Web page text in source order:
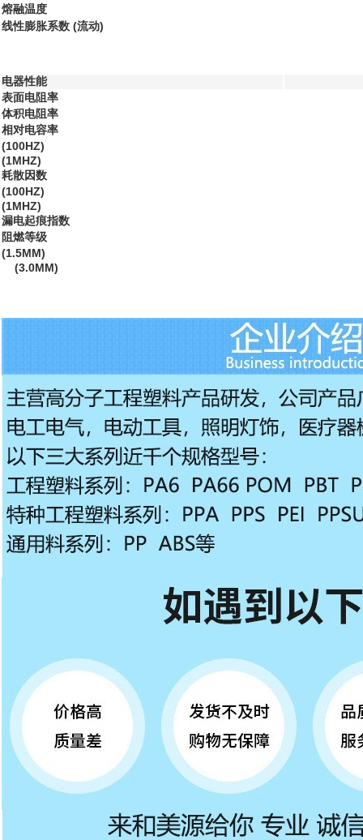
熔融温度
线性膨胀系数 (流动)
电器性能
表面电阻率
体积电阻率
相对电容率
(100HZ)
(1MHZ)
耗散因数
(100HZ)
(1MHZ)
漏电起痕指数
阻燃等级
(1.5MM)
(3.0MM)